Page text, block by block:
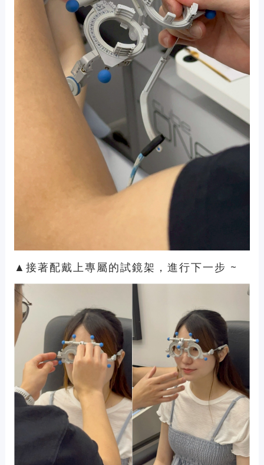
▲接著配戴上專屬的試鏡架，進行下一步 ~